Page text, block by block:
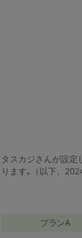
タスカジさんが設
ります｡（以下、
プランA